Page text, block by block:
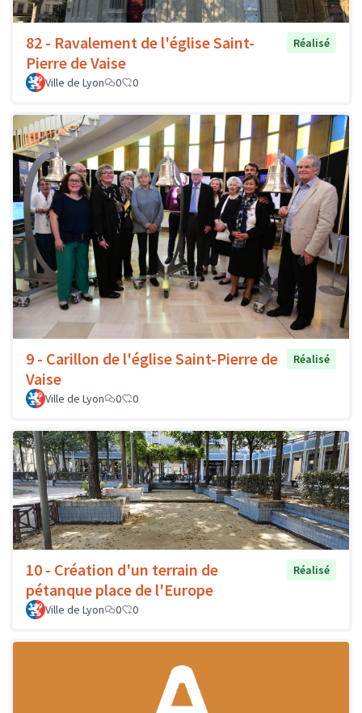
82 - Ravalement de l'église Saint-
Pierre de Vaise
Réalisé
Ville de Lyon 0 0
9 - Carillon de l'église Saint-Pierre de
Vaise
Réalisé
Ville de Lyon 0 0
10 - Création d'un terrain de
pétanque place de l'Europe
Réalisé
Ville de Lyon 0 0